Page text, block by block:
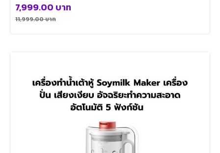
11,999.00บาท
7,999.00 บาท